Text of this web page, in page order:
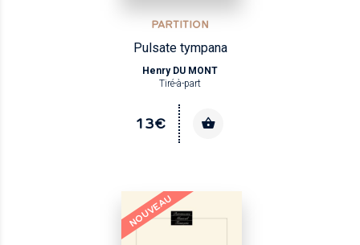
PARTITION
Pulsate tympana
Henry DU MONT
Tiré-à-part
13€
NOUVEAU